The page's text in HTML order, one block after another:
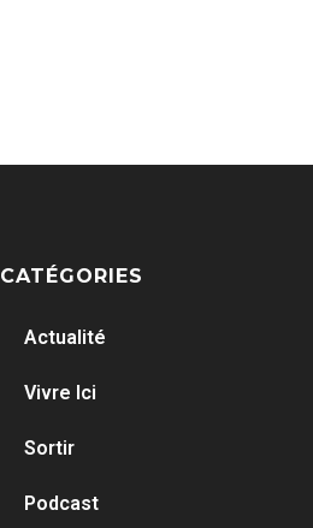
CATÉGORIES
Actualité
Vivre Ici
Sortir
Podcast